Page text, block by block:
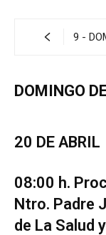
DOMINGO
20 DE ABRIL
08:00 h.
Ntro. Padre
de La Salud